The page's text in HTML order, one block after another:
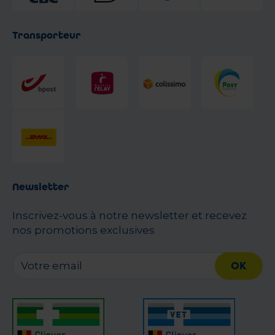
Transporteur
Newsletter
Inscrivez-vous à notre newsletter et recevez
nos promotions exclusives
OK